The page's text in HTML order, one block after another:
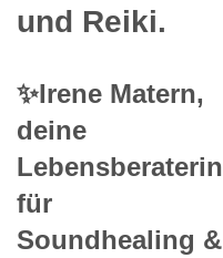
und Reiki.
✨Irene Matern,
deine
Lebensberaterin
für
Soundhealing &